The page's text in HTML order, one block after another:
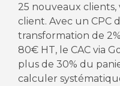
25 nouveaux
client. Avec un CPC
transformation de
80€ HT, le CAC via
plus de 30% du
calculer